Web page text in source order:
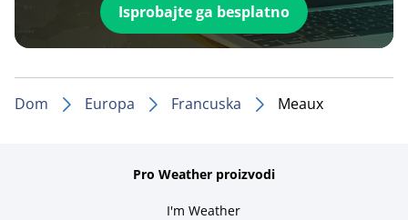
Isprobajte ga besplatno
Dom Europa Francuska Meaux
Pro Weather proizvodi
I'm Weather